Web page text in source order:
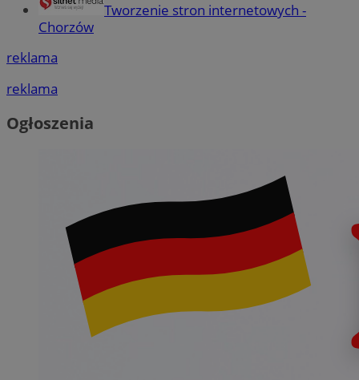
Tworzenie stron internetowych -
Chorzów
reklama
reklama
Ogłoszenia